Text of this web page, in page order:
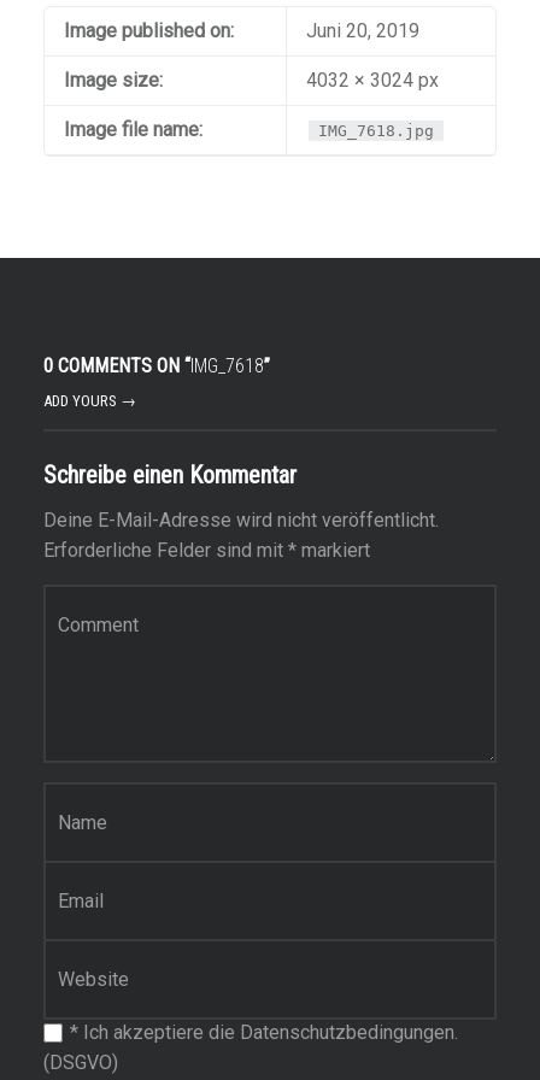
Image published on: Juni 20, 2019
Image size: 4032 × 3024 px
Image file name: IMG_7618.jpg
0 COMMENTS ON “IMG_7618”
ADD YOURS →
Schreibe einen Kommentar
Deine E-Mail-Adresse wird nicht veröffentlicht.
Erforderliche Felder sind mit *markiert
*Ich akzeptiere die Datenschutzbedingungen.
(DSGVO)